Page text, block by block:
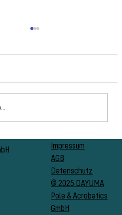
Info Abend
Impressum
AGB
Datenschutz
© 2025 DAYUMA
Pole & Acrobatics
GmbH